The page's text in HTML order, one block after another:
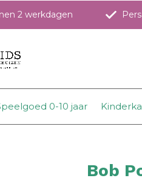
0-10 jaar
2 werkdagen
Bob